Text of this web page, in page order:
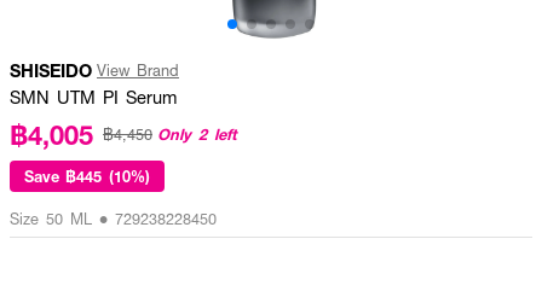
SHISEIDO View Brand
SMN UTM PI Serum
฿4,005 ฿4,450 Only 2 left
Save ฿445 (10%)
Size 50 ML • 729238228450